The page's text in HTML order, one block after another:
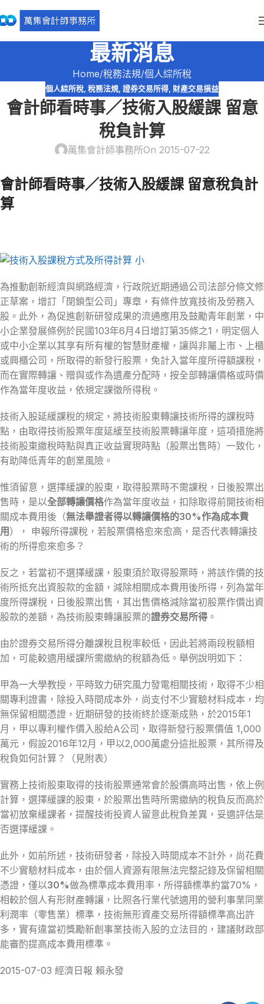
最新消息
Home 稅務法規 個人綜所稅
個人綜所稅, 稅務法規, 證券交易所得, 財產交易損益
會計師看時事／技術入股緩課 留意
稅負計算
萬集會計師事務所On 2015-07-22
會計師看時事／技術入股緩課 留意稅負計
算
為推動創新經濟與網路經濟，行政院近期通過公司法部分條文修
正草案，增訂「閉鎖型公司」專章，有條件放寬技術及勞務入
股。此外，為促進創新研發成果的流通應用及鼓勵青年創業，中
小企業發展條例於民國103年6月4日增訂第35條之1，明定個人
或中小企業以其享有所有權的智慧財產權，讓與非屬上市、上櫃
或興櫃公司，所取得的新發行股票，免計入當年度所得額課稅，
而在實際轉讓、贈與或作為遺產分配時，按全部轉讓價格或時價
作為當年度收益，依規定課徵所得稅。
技術入股延緩課稅的規定，將技術股東轉讓技術所得的課稅時
點，由取得技術股票年度延緩至技術股票轉讓年度，這項措施將
技術股東繳稅時點與真正收益實現時點（股票出售時）一致化，
有助降低青年的創業風險。
惟須留意，選擇緩課的股東，取得股票時不需課稅，日後股票出
售時，是以全部轉讓價格作為當年度收益，扣除取得前開技術相
關成本費用後（無法舉證者得以轉讓價格的30%作為成本費
用）， 申報所得課稅，若股票價格愈來愈高，是否代表轉讓技
術的所得愈來愈多？
反之，若當初不選擇緩課，股東須於取得股票時，將該作價的技
術所抵充出資股款的金額，減除相關成本費用後所得，列為當年
度所得課稅，日後股票出售，其出售價格減除當初股票作價出資
股款的差額，為技術股東轉讓股票的證券交易所得 。
由於證券交易所得分離課稅且稅率較低，因此若將兩段稅額相
加，可能較適用緩課所需繳納的稅額為低。舉例說明如下：
甲為一大學教授，平時致力研究風力發電相關技術，取得不少相
關專利證書，除投入時間成本外，尚支付不少實驗材料成本，均
無保留相關憑證，近期研發的技術終於逐漸成熟，於2015年1
月，甲以專利權作價入股給A公司，取得新發行股票價值 1,000
萬元，假設2016年12月，甲以2,000萬處分這批股票，其所得及
稅負如何計算？（見附表）
實務上技術股東取得的技術股票通常會於股價高時出售，依上例
計算，選擇緩課的股東，於股票出售時所需繳納的稅負反而高於
當初放棄緩課者，提醒技術投資人留意此稅負差異，妥適評估是
否選擇緩課。
此外，如前所述，技術研發者，除投入時間成本不計外，尚花費
不少實驗材料成本，由於個人資源有限無法完整記錄及保留相關
憑證，僅以30%做為標準成本費用率，所得額標準約當70%，
相較於個人有形財產轉讓，比照各行業代號適用的營利事業同業
利潤率（零售業）標準，技術無形資產交易所得額標準高出許
多，實有違當初獎勵新創事業技術入股的立法目的，建議財政部
能審酌提高成本費用標準。
2015-07-03 經濟日報 賴永發